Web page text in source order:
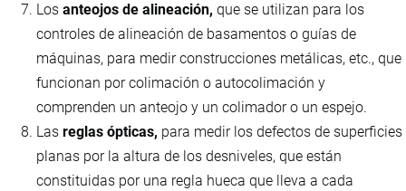
Los anteojos de alineación, que se utilizan para los
controles de alineación de basamentos o guías de
máquinas, para medir construcciones metálicas, etc., que
funcionan por colimación o autocolimación y
comprenden un anteojo y un colimador o un espejo.
Las reglas ópticas, para medir los defectos de superficies
planas por la altura de los desniveles, que están
constituidas por una regla hueca que lleva a cada